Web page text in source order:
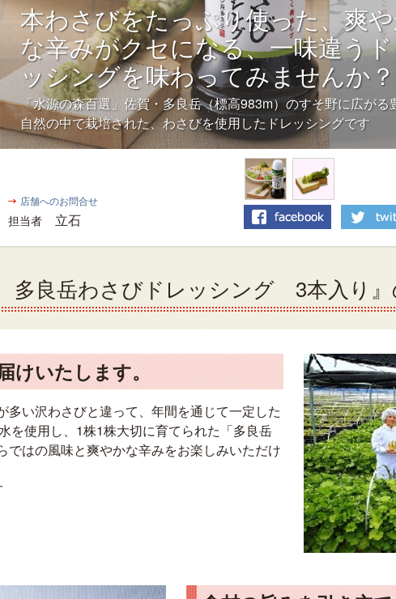
本わさびをたっぷり使った、爽
な辛みがクセになる、一味違う
ッシングを味わってみませんか？
「水源の森百選」佐賀・多良岳（標高983m）のすそ野に広がる
自然の中で栽培された、わさびを使用したドレッシングです
店舗へのお問合せ
担当者 立石
多良岳わさびドレッシング 3本入り』
けいたします。
多い沢わさびと違って、年間を通じて一定した
使用し、1株1株大切に育てられた「多良岳
ではの風味と爽やかな辛みをお楽しみいただけ